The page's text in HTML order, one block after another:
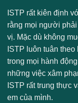
ISTP rất kiên định
rằng mọi người
vị. Mặc dù không
ISTP luôn tuân
trong mọi hành
những việc xâm
ISTP rất trung thực
em của mình.